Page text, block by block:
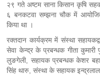
२९ गते अष्टम साना किसान कृषि
६ बनकटवा सम्झना चौक में
किया था ।
रक्तदान कार्यक्रम में संस्था
सेवा केन्द्र के प्रबन्धक गीता
लुङगेली, सहायक प्रबन्धक केशर
सिंह थारु, संस्था के सहायक इन्द्रलाल